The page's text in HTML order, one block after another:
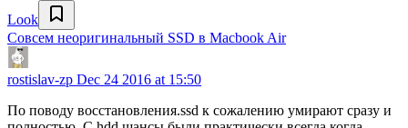
Look
Совсем неоригинальный SSD в Macbook Air
rostislav-zp Dec 24 2016 at 15:50
По поводу восстановления.ssd к сожалению умирают сразу и